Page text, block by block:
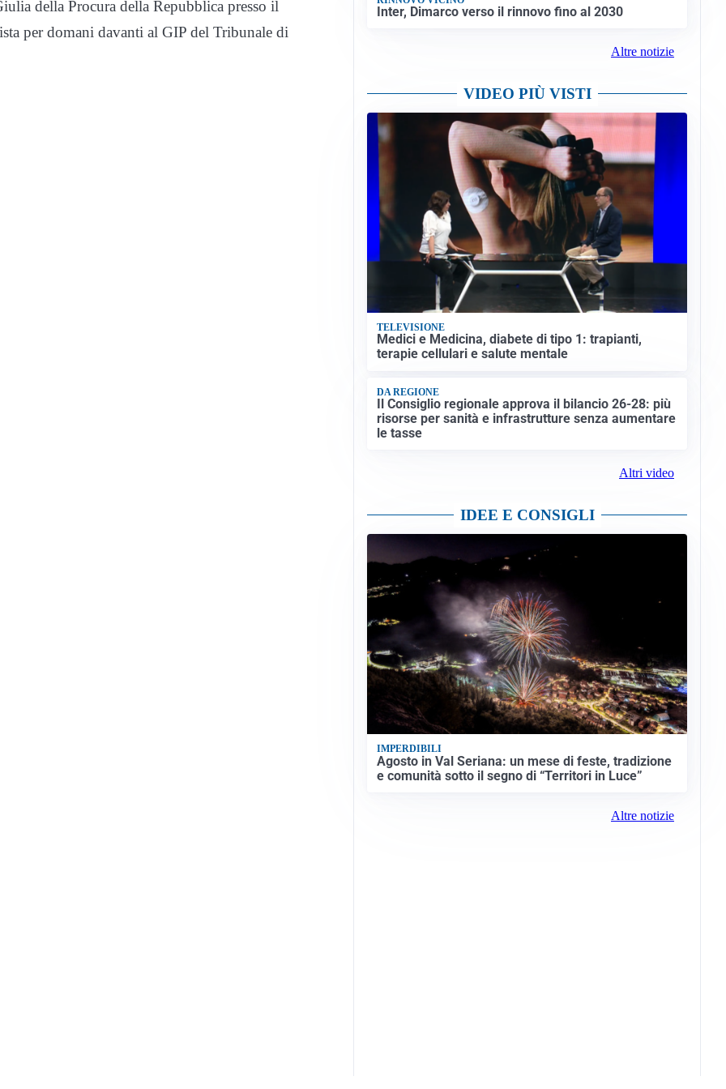
della Procura della Repubblica presso il
per domani davanti al GIP del Tribunale di
Inter, Dimarco verso il rinnovo fino al 2030
Altre notizie
VIDEO PIÙ VISTI
TELEVISIONE
Medici e Medicina, diabete di tipo 1: trapianti,
terapie cellulari e salute mentale
DA REGIONE
Il Consiglio regionale approva il bilancio 26-28: più
risorse per sanità e infrastrutture senza aumentare
le tasse
Altri video
IDEE E CONSIGLI
IMPERDIBILI
Agosto in Val Seriana: un mese di feste, tradizione
e comunità sotto il segno di “Territori in Luce”
Altre notizie